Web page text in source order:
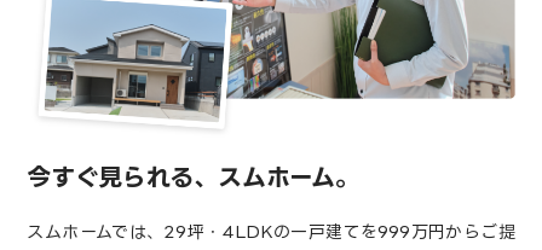
今すぐ見られる、スムホーム。
スムホームでは、29坪・4LDKの一戸建てを999万円からご提